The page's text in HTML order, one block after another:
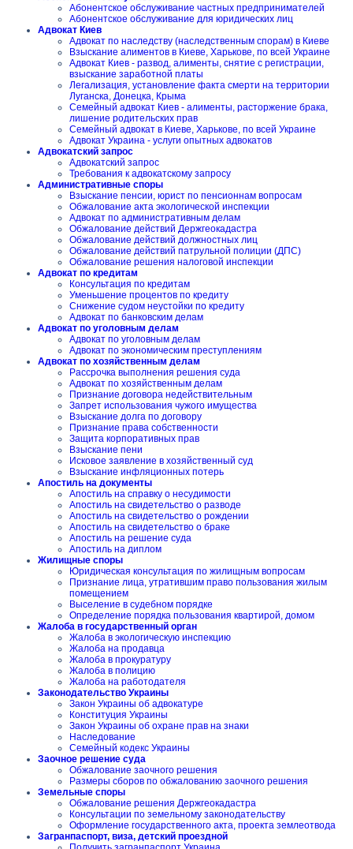
Абонентское обслуживание частных предпринимателей
Абонентское обслуживание для юридических лиц
Адвокат Киев
Адвокат по наследству (наследственным спорам) в Киеве
Взыскание алиментов в Киеве, Харькове, по всей Украине
Адвокат Киев - развод, алименты, снятие с регистрации,
взыскание заработной платы
Легализация, установление факта смерти на территории
Луганска, Донецка, Крыма
Семейный адвокат Киев - алименты, расторжение брака,
лишение родительских прав
Семейный адвокат в Киеве, Харькове, по всей Украине
Адвокат Украина - услуги опытных адвокатов
Адвокатский запрос
Адвокатский запрос
Требования к адвокатскому запросу
Административные споры
Взыскание пенсии, юрист по пенсионнам вопросам
Обжалование акта экологической инспекции
Адвокат по административным делам
Обжалование действий Держгеокадастра
Обжалование действий должностных лиц
Обжалование действий патрульной полиции (ДПС)
Обжалование решения налоговой инспекции
Адвокат по кредитам
Консультация по кредитам
Уменьшение процентов по кредиту
Снижение судом неустойки по кредиту
Адвокат по банковским делам
Адвокат по уголовным делам
Адвокат по уголовным делам
Адвокат по экономическим преступлениям
Адвокат по хозяйственным делам
Рассрочка выполнения решения суда
Адвокат по хозяйственным делам
Признание договора недействительным
Запрет использования чужого имущества
Взыскание долга по договору
Признание права собственности
Защита корпоративных прав
Взыскание пени
Исковое заявление в хозяйственный суд
Взыскание инфляционных потерь
Апостиль на документы
Апостиль на справку о несудимости
Апостиль на свидетельство о разводе
Апостиль на свидетельство о рождении
Апостиль на свидетельство о браке
Апостиль на решение суда
Апостиль на диплом
Жилищные споры
Юридическая консультация по жилищным вопросам
Признание лица, утратившим право пользования жилым
помещением
Выселение в судебном порядке
Определение порядка пользования квартирой, домом
Жалоба в государственный орган
Жалоба в экологическую инспекцию
Жалоба на продавца
Жалоба в прокуратуру
Жалоба в полицию
Жалоба на работодателя
Законодательство Украины
Закон Украины об адвокатуре
Конституция Украины
Закон Украины об охране прав на знаки
Наследование
Семейный кодекс Украины
Заочное решение суда
Обжалование заочного решения
Размеры сборов по обжалованию заочного решения
Земельные споры
Обжалование решения Держгеокадастра
Консультации по земельному законодательству
Оформление государственного акта, проекта землеотвода
Загранпаспорт, виза, детский проездной